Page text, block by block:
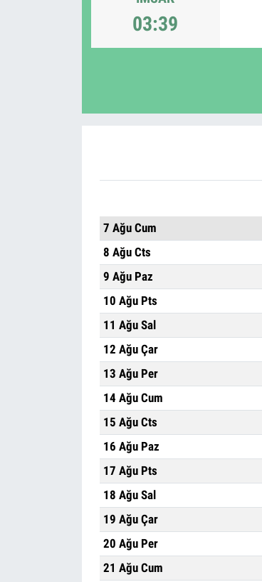
03:39
7 Ağu Cum
8 Ağu Cts
9 Ağu Paz
10 Ağu Pts
11 Ağu Sal
12 Ağu Çar
13 Ağu Per
14 Ağu Cum
15 Ağu Cts
16 Ağu Paz
17 Ağu Pts
18 Ağu Sal
19 Ağu Çar
20 Ağu Per
21 Ağu Cum